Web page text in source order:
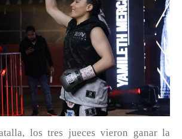
los tres jueces vieron ganar la